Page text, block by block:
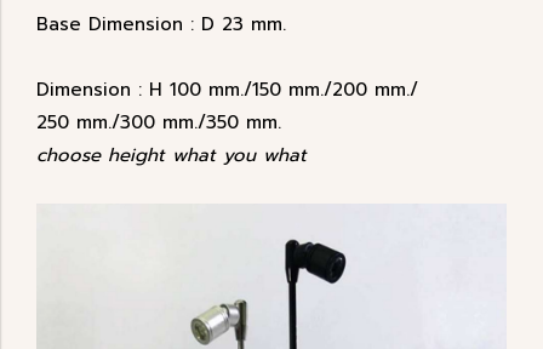
Base Dimension : D 23 mm.
Dimension : H 100 mm./150 mm./200 mm./
250 mm./300 mm./350 mm.
choose height what you what